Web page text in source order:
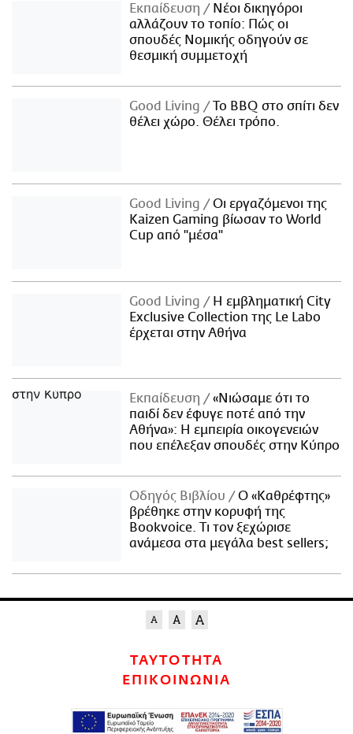
Εκπαίδευση
Νέοι δικηγόροι
αλλάζουν το τοπίο: Πώς οι
σπουδές Νομικής οδηγούν σε
θεσμική συμμετοχή
Good Living
Το BBQ στο σπίτι δεν
θέλει χώρο. Θέλει τρόπο.
Good Living
Οι εργαζόμενοι της
Kaizen Gaming βίωσαν το World
Cup από "μέσα"
Good Living
Η εμβληματική City
Exclusive Collection της Le Labo
έρχεται στην Αθήνα
Εκπαίδευση
«Νιώσαμε ότι το
παιδί δεν έφυγε ποτέ από την
Αθήνα»: Η εμπειρία οικογενειών
που επέλεξαν σπουδές στην Κύπρο
Οδηγός Βιβλίου
Ο «Καθρέφτης»
βρέθηκε στην κορυφή της
Bookvoice. Τι τον ξεχώρισε
ανάμεσα στα μεγάλα best sellers;
ΤΑΥΤΟΤΗΤΑ
ΕΠΙΚΟΙΝΩΝΙΑ